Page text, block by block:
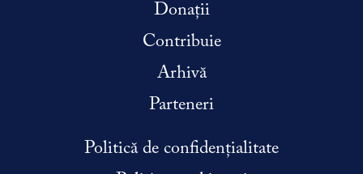
Donații
Contribuie
Arhivă
Parteneri
Politică de confidențialitate